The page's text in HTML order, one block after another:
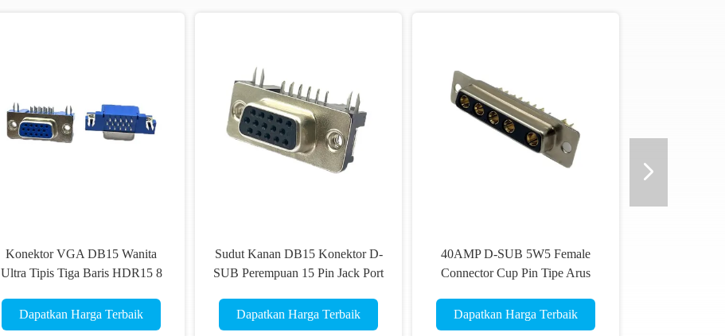
Konektor VGA DB15 Wanita
Ultra Tipis Tiga Baris HDR15 8
Connector
Dapatkan Harga Terbaik
Sudut Kanan DB15 Konektor D-
SUB Perempuan 15 Pin Jack Port
Dapatkan Harga Terbaik
40AMP D-SUB 5W5 Female
Connector Cup Pin Tipe Arus
Dapatkan Harga Terbaik